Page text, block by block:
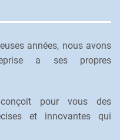
années, nous avons
a ses propres
conçoit pour vous des
et innovantes qui